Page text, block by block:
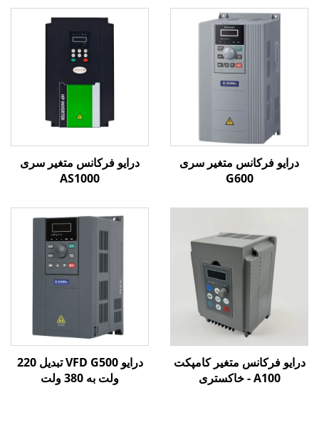
درایو فرکانس متغیر سری
G600
درایو فرکانس متغیر سری
AS1000
درایو فرکانس متغیر کامپکت
A100 - خاکستری
درایو VFD G500 تبدیل 220
ولت به 380 ولت